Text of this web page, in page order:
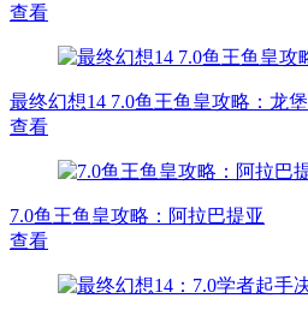
查看
最终幻想14 7.0鱼王鱼皇攻略：龙堡
查看
7.0鱼王鱼皇攻略：阿拉巴提亚
查看